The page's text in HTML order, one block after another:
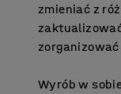
zmieniać z
Wyrób w